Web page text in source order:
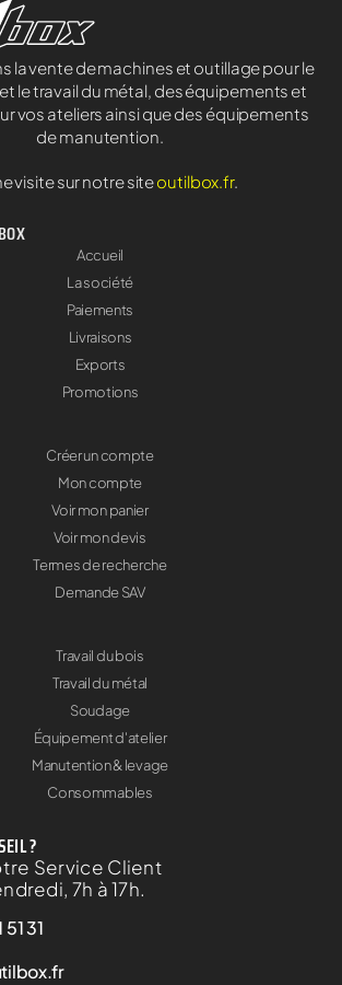
la vente de machines et outillage pour le
le travail du métal, des équipements et
vos ateliers ainsi que des équipements
de manutention.
visite sur notre siteoutilbox.fr.
Accueil
La société
Paiements
Livraisons
Exports
Promotions
Créer un compte
Mon compte
Voir mon panier
Voir mon devis
Termes de recherche
Demande SAV
Travail du bois
Travail du métal
Soudage
Équipement d'atelier
Manutention & levage
Consommables
?
Service Client
7h à 17h.
31